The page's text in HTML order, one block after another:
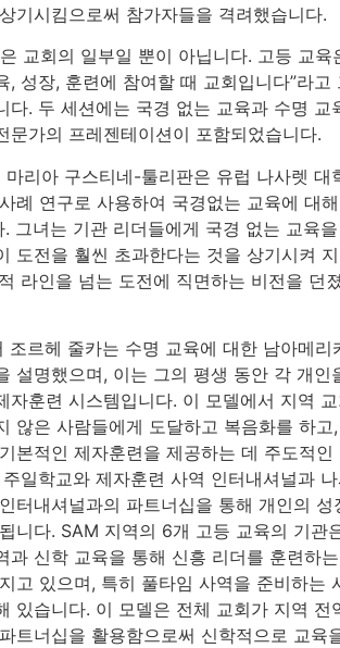
기시킴으로써 참가자들을 격려했습니다.
교회의 일부일 뿐이 아닙니다. 고등 교육
, 성장, 훈련에 참여할 때 교회입니다”라고
다. 두 세션에는 국경 없는 교육과 수명 교
문가의 프레젠테이션이 포함되었습니다.
마리아 구스티네-툴리판은 유럽 나사렛 대
례 연구로 사용하여 국경없는 교육에 대
. 그녀는 기관 리더들에게 국경 없는 교육
도전을 훨씬 초과한다는 것을 상기시켜
라인을 넘는 도전에 직면하는 비전을 던
조르헤 줄카는 수명 교육에 대한 남아메리
설명했으며, 이는 그의 평생 동안 각 개인
자훈련 시스템입니다. 이 모델에서 지역
않은 사람들에게 도달하고 복음화를 하고
본적인 제자훈련을 제공하는 데 주도적인
일학교와 제자훈련 사역 인터내셔널과
터내셔널과의 파트너십을 통해 개인의 성
니다. SAM 지역의 6개 고등 교육의 기관
과 신학 교육을 통해 신흥 리더를 훈련하
고 있으며, 특히 풀타임 사역을 준비하는
있습니다. 이 모델은 전체 교회가 지역 전
트너십을 활용함으로써 신학적으로 교육